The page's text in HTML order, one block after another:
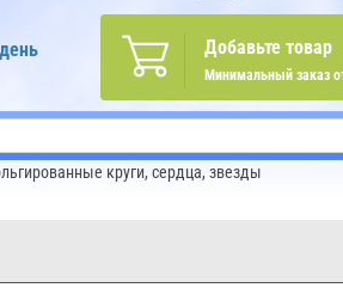
Добавьте товар
Минимальный заказ
круги, сердца, звезды